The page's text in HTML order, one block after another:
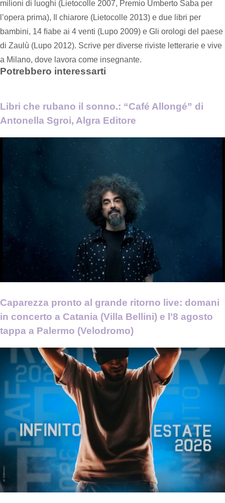
milioni di luoghi (Lietocolle 2007, Premio Umberto Saba per
l’opera prima), Il chiarore (Lietocolle 2013) e due libri per
bambini, 14 ﬁabe ai 4 venti (Lupo 2009) e Gli orologi del paese
di Zaulù (Lupo 2012). Scrive per diverse riviste letterarie e vive
a Milano, dove lavora come insegnante.
Potrebbero interessarti
Libri che rubano il sonno.: “Café Allongé” di
Antonella Sgroi, Algra Editore
Caparezza pronto al grande ritorno live: domani
in concerto a Catania (Villa Bellini) e l’8 agosto
tappa a Palermo (Velodromo)